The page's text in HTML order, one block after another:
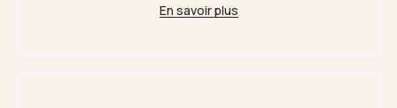
En savoir plus